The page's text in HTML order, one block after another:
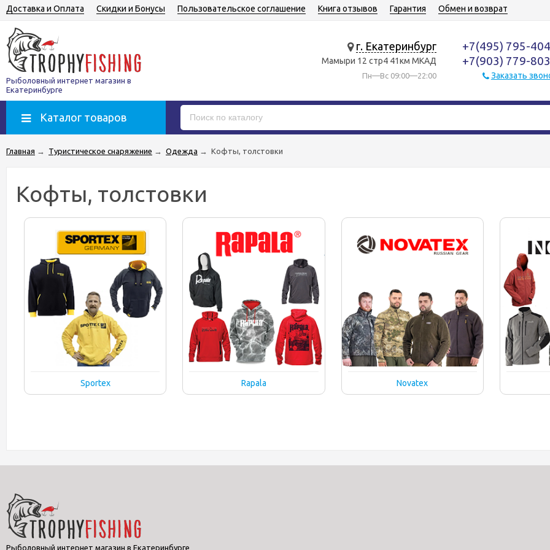
Доставка и Оплата Скидки и Бонусы Пользовательское соглашение Книга отзывов Гарантия Обмен и возврат
Рыболовный интернет магазин в
Екатеринбурге
г. Екатеринбург
Мамыри 12 стр4 41км МКАД
Пн—Вс 09:00—22:00
+7(495) 795-
+7(903) 779-
Заказать
Каталог товаров
Главная → Туристическое снаряжение → Одежда → Кофты, толстовки
Кофты, толстовки
Sportex Rapala Novatex
Рыболовный интернет магазин в Екатеринбурге